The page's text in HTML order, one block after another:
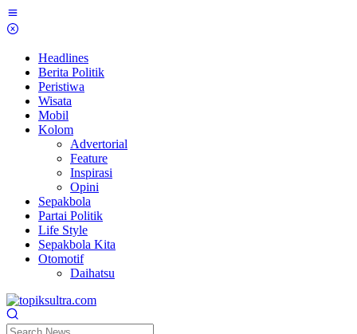
Skip
to
Headlines
Berita Politik
Peristiwa
Wisata
Mobil
Kolom
Advertorial
Feature
Inspirasi
Opini
Sepakbola
Partai Politik
Life Style
Sepakbola Kita
Otomotif
Daihatsu